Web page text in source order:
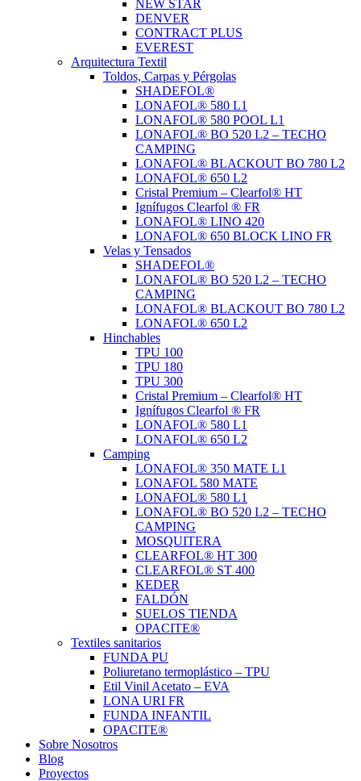
NEW STAR
DENVER
CONTRACT PLUS
EVEREST
Arquitectura Textil
Toldos, Carpas y Pérgolas
SHADEFOL®
LONAFOL® 580 L1
LONAFOL® 580 POOL L1
LONAFOL® BO 520 L2 – TECHO
CAMPING
LONAFOL® BLACKOUT BO 780 L2
LONAFOL® 650 L2
Cristal Premium – Clearfol® HT
Ignífugos Clearfol ® FR
LONAFOL® LINO 420
LONAFOL® 650 BLOCK LINO FR
Velas y Tensados
SHADEFOL®
LONAFOL® BO 520 L2 – TECHO
CAMPING
LONAFOL® BLACKOUT BO 780 L2
LONAFOL® 650 L2
Hinchables
TPU 100
TPU 180
TPU 300
Cristal Premium – Clearfol® HT
Ignífugos Clearfol ® FR
LONAFOL® 580 L1
LONAFOL® 650 L2
Camping
LONAFOL® 350 MATE L1
LONAFOL 580 MATE
LONAFOL® 580 L1
LONAFOL® BO 520 L2 – TECHO
CAMPING
MOSQUITERA
CLEARFOL® HT 300
CLEARFOL® ST 400
KEDER
FALDÓN
SUELOS TIENDA
OPACITE®
Textiles sanitarios
FUNDA PU
Poliuretano termoplástico – TPU
Etil Vinil Acetato – EVA
LONA URI FR
FUNDA INFANTIL
OPACITE®
Sobre Nosotros
Blog
Proyectos